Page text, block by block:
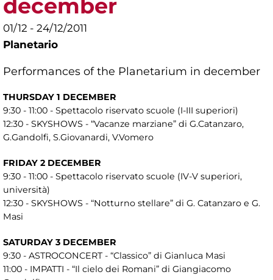
december
01/12 - 24/12/2011
Planetario
Performances of the Planetarium in december
THURSDAY 1 DECEMBER
9:30 - 11:00 - Spettacolo riservato scuole (I-III superiori)
12:30 - SKYSHOWS - “Vacanze marziane” di G.Catanzaro,
G.Gandolfi, S.Giovanardi, V.Vomero
FRIDAY 2 DECEMBER
9:30 - 11:00 - Spettacolo riservato scuole (IV-V superiori,
università)
12:30 - SKYSHOWS - “Notturno stellare” di G. Catanzaro e G.
Masi
SATURDAY 3 DECEMBER
9:30 - ASTROCONCERT - “Classico” di Gianluca Masi
11:00 - IMPATTI - “Il cielo dei Romani” di Giangiacomo